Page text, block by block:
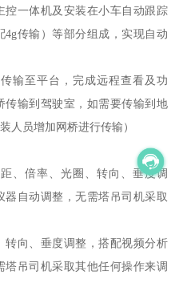
控一体机及安装在小车自动跟踪
传输）等部分组成，实现自动
输至平台，完成远程查看及功
输到驾驶室，如需要传输到地
人员增加网桥进行传输）
、倍率、光圈、转向、垂度调
自动调整，无需塔吊司机采取
转向、垂度调整，搭配视频分析
吊司机采取其他任何操作来调